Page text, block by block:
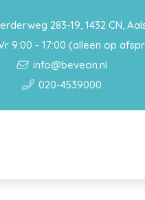
283-19, 1432 CN,
9:00 - 17:00 (alleen op
info@beveon.nl
020-4539000